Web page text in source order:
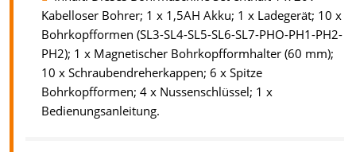
Kabelloser Bohrer; 1 x 1,5AH Akku; 1 x Ladegerät; 10 x
Bohrkopfformen (SL3-SL4-SL5-SL6-SL7-PHO-PH1-PH2-
PH2); 1 x Magnetischer Bohrkopfformhalter (60 mm);
10 x Schraubendreherkappen; 6 x Spitze
Bohrkopfformen; 4 x Nussenschlüssel; 1 x
Bedienungsanleitung.